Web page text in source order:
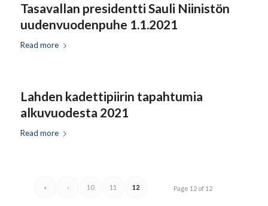
Tasavallan presidentti Sauli Niinistön
uudenvuodenpuhe 1.1.2021
Read more
Lahden kadettipiirin tapahtumia
alkuvuodesta 2021
Read more
Page 12 of 12
« ‹ 10 11 12